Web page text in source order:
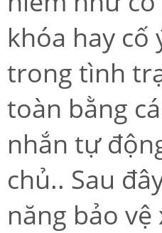
khóa hay cố
trong tình
toàn bằng
nhắn tự
chủ.. Sau
năng bảo vệ